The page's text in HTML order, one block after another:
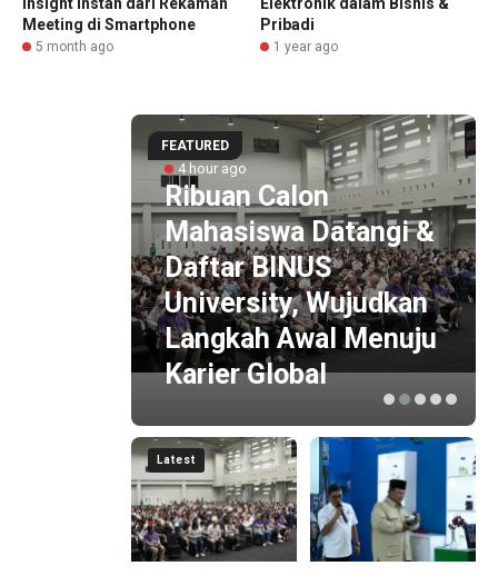
Meeting di Smartphone
5 month ago
Pribadi
1 year ago
FEATURED
4 hour ago
Ribuan Calon
Mahasiswa Datangi &
Daftar BINUS
University, Wujudkan
Langkah Awal Menuju
Karier Global
Latest